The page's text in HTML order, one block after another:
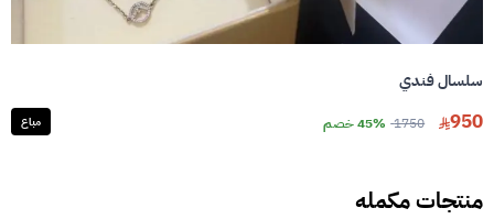
سلسال فندي
950
1750 45% خصم مباع
منتجات مكمله